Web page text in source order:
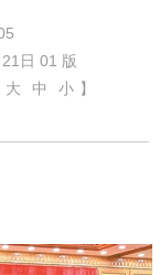
日 01 版
大 中 小 】